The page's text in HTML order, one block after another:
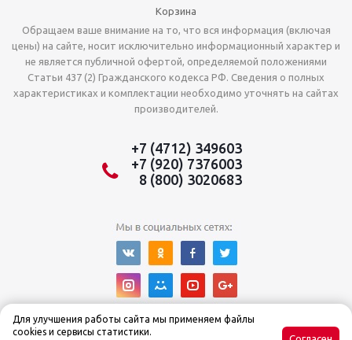
Корзина
Обращаем ваше внимание на то, что вся информация (включая
цены) на сайте, носит исключительно информационный характер и
не является публичной офертой, определяемой положениями
Статьи 437 (2) Гражданского кодекса РФ. Сведения о полных
характеристиках и комплектации необходимо уточнять на сайтах
производителей.
+7 (4712) 349603
+7 (920) 7376003
8 (800) 3020683
Для улучшения работы сайта мы применяем файлы
cookies и сервисы статистики.